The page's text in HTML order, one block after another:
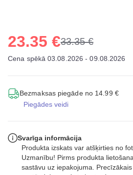
23.35 €33.35 €
Cena spēkā 03.08.2026 - 09.08.2026
Bezmaksas piegāde no 14.99 €
Piegādes veidi
Svarīga informācija
Produkta izskats var atšķirties no
Uzmanību! Pirms produkta
sastāvu uz iepakojuma.